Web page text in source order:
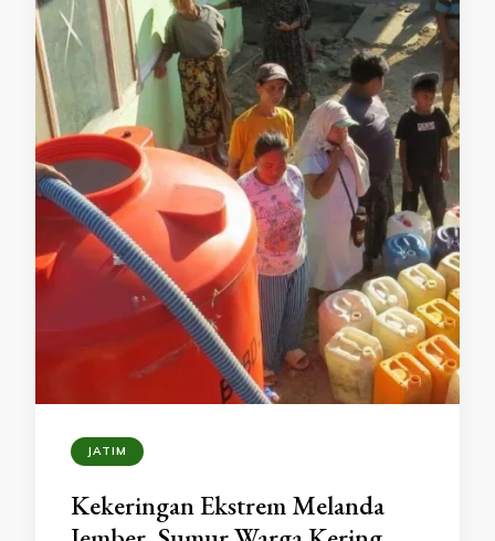
JATIM
Kekeringan Ekstrem Melanda